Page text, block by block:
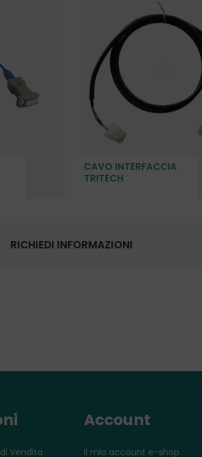
CAVO INTERFACCIA
TRITECH
RICHIEDI INFORMAZIONI
Vendita
Account
Il mio account e-shop